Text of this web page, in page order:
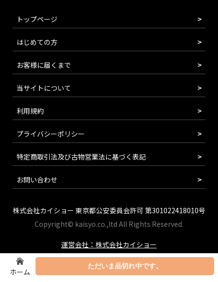
ホーム
ただいま品切れ中です。
トップページ
はじめての方
お客様に届くまで
当サイトについて
利用規約
プライバシーポリシー
特定商取引法及び古物営業法に基づく表記
お問い合わせ
株式会社カイショー 東京都公安委員会許可 第301022418010号
Copyright© kaisyo.co.,ltd All Rights Reserved.
運営会社：株式会社カイショー